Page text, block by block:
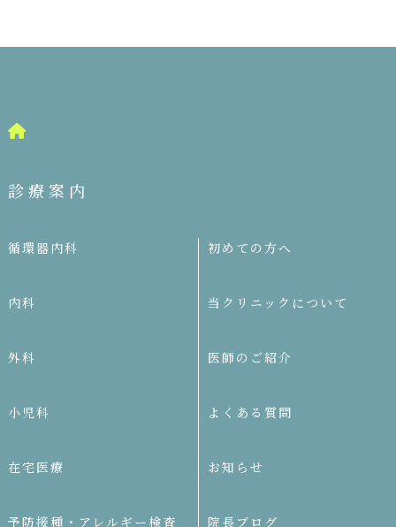
診療案内
循環器内科
内科
外科
小児科
在宅医療
予防接種・アレルギー検査
初めての方へ
当クリニックについて
医師のご紹介
よくある質問
お知らせ
院長ブログ